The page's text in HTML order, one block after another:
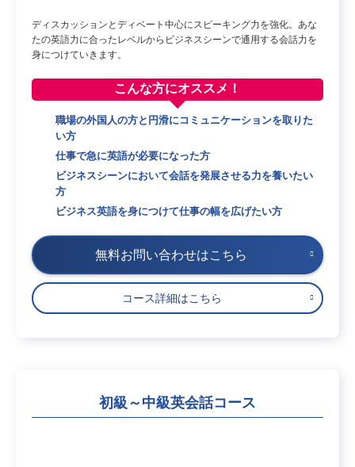
ディスカッションとディベート中心にスピーキング力を強化。あな
たの英語力に合ったレベルからビジネスシーンで通用する会話力を
身につけていきます。
こんな方にオススメ！
職場の外国人の方と円滑にコミュニケーションを取りた
い方
仕事で急に英語が必要になった方
ビジネスシーンにおいて会話を発展させる力を養いたい
方
ビジネス英語を身につけて仕事の幅を広げたい方
無料お問い合わせはこちら
コース詳細はこちら
初級～中級英会話コース